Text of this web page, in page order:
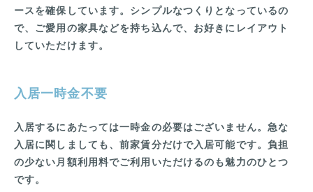
ースを確保しています。シンプルなつくりとなっているの
で、ご愛用の家具などを持ち込んで、お好きにレイアウト
していただけます。
入居一時金不要
入居するにあたっては一時金の必要はございません。急な
入居に関しましても、前家賃分だけで入居可能です。負担
の少ない月額利用料でご利用いただけるのも魅力のひとつ
です。